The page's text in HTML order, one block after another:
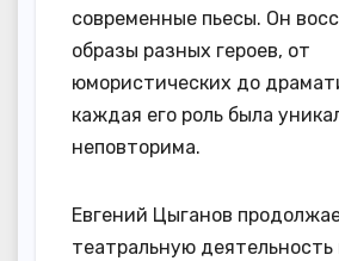
современные пьесы. Он
образы разных героев, от
юмористических до
каждая его роль была
неповторима.
Евгений Цыганов
театральную деятельность